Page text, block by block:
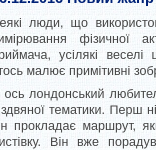
люди, що
фізичної
усілякі
малює примітивні
лондонський
тематики. Перш
прокладає маршрут,
Він вже